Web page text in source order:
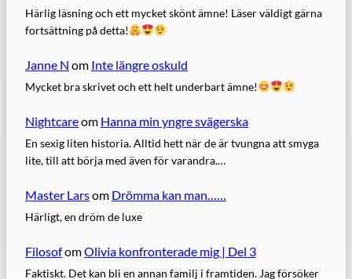
Härlig läsning och ett mycket skönt ämne! Läser väldigt gärna
fortsättning på detta!
Janne N om Inte längre oskuld
Mycket bra skrivet och ett helt underbart ämne!
Nightcareom Hanna min yngre svägerska
En sexig liten historia. Alltid hett när de är tvungna att smyga
lite, till att börja med även för varandra.…
Master Larsom Drömma kan man……
Härligt, en dröm de luxe
FilosofomOlivia konfronterade mig | Del 3
Faktiskt. Det kan bli en annan familj i framtiden. Jag försöker